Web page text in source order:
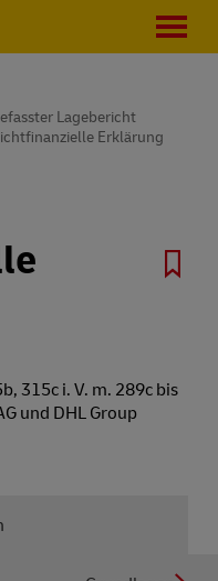
Lagebericht
Erklärung
315c i. V. m. 289c bis
und DHL Group